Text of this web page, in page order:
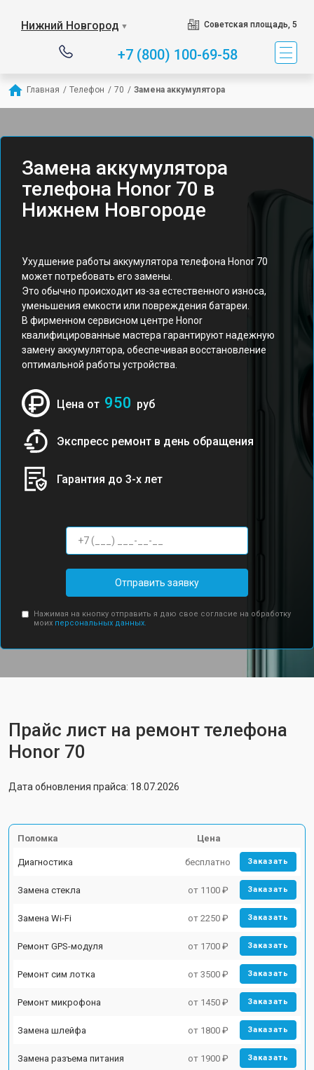
Нижний Новгород ▼ Советская площадь, 5
+7 (800) 100-69-58
Главная / Телефон / 70 / Замена аккумулятора
Замена аккумулятора
телефона Honor 70 в
Нижнем Новгороде
Ухудшение работы аккумулятора телефона Honor 70
может потребовать его замены.
Это обычно происходит из-за естественного износа,
уменьшения емкости или повреждения батареи.
В фирменном сервисном центре Honor
квалифицированные мастера гарантируют надежную
замену аккумулятора, обеспечивая восстановление
оптимальной работы устройства.
Цена от 950 руб
Экспресс ремонт в день обращения
Гарантия до 3-х лет
Отправить заявку
Нажимая на кнопку отправить я даю свое согласие на обработку
моих персональных данных.
Прайс лист на ремонт телефона
Honor 70
Дата обновления прайса: 18.07.2026
Поломка Цена
Диагностика бесплатно Заказать
Замена стекла от 1100 ₽ Заказать
Замена Wi-Fi от 2250 ₽ Заказать
Ремонт GPS-модуля от 1700 ₽ Заказать
Ремонт сим лотка от 3500 ₽ Заказать
Ремонт микрофона от 1450 ₽ Заказать
Замена шлейфа от 1800 ₽ Заказать
Замена разъема питания от 1900 ₽ Заказать